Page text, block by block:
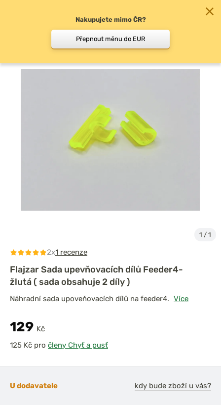
Doplňky k signalizátorům
1 / 1
2x1 recenze
Flajzar Sada upevňovacích dílů Feeder4-
žlutá ( sada obsahuje 2 díly )
Náhradní sada upoveňovacích dílů na feeder4. Více
129 Kč
pro členy Chyť a pusť
U dodavatele kdy bude zboží u vás?
Nakupujete mimo ČR?
Přepnout měnu do EUR